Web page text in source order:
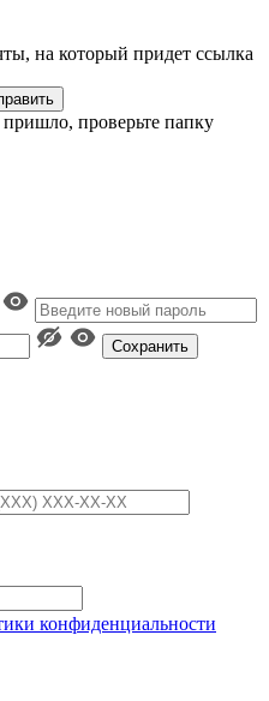
на который придет ссылка
проверьте папку
Сохранить
конфиденциальности